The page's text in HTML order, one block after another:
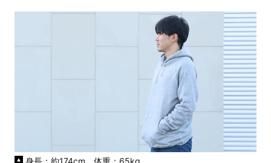
身長：約174cm 体重：65kg